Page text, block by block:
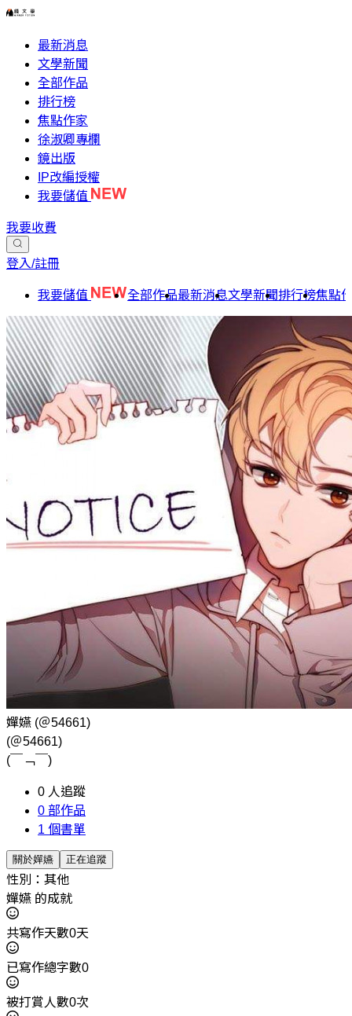
最新消息
文學新聞
全部作品
排行榜
焦點作家
徐淑卿專欄
鏡出版
IP改編授權
我要儲值
我要收費
登入/註冊
我要儲值 全部作品最新消息文學新聞排行榜焦點
嬋嬿 (＠54661)
(＠54661)
(￣﹁￣)
0 人追蹤
0 部作品
1 個書單
關於嬋嬿 正在追蹤
性別：其他
嬋嬿 的成就
共寫作天數0天
已寫作總字數0
被打賞人數0次